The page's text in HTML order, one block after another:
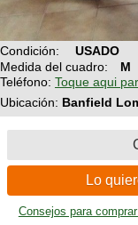
BMX
Ruta,
triatlon
todo
Enduro
Ranking
COMPRO
CANJE
Mi
Reputación
Mis
Ventas
Técnica
Mecánica
Robadas
Noticias
Calendario
Operadores
de
cicloturismo
Relatos
de
viajes
de
Últimos
Buscar
Mis
Amigos
de
Condición: USADO
Medida del cuadro:
M
Teléfono: Toque aqui
Ubicación: Banfield
Lo
Consejos para